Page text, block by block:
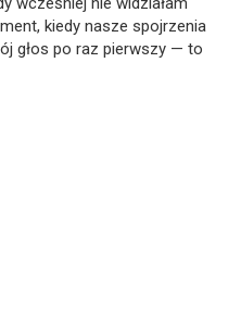
kiedy nasze spojrzenia
głos po raz pierwszy — to